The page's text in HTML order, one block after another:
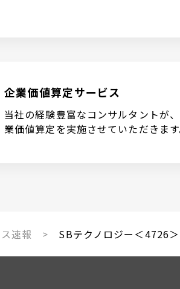
企業価値算定サービス
当社の経験豊富なコンサルタントが
業価値算定を実施させていただきます
速報 SBテクノロジー＜4726